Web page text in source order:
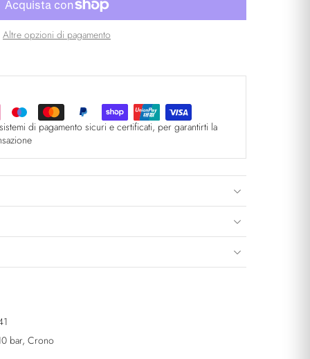
Altre opzioni di pagamento
di pagamento sicuri e certificati, per garantirti la
bar, Crono